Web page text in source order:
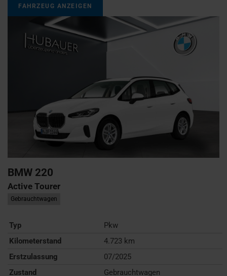
FAHRZEUG ANZEIGEN
BMW 220
Active Tourer
Gebrauchtwagen
Typ
Pkw
Kilometerstand
4.723 km
Erstzulassung
07/2025
Zustand
Gebrauchtwagen